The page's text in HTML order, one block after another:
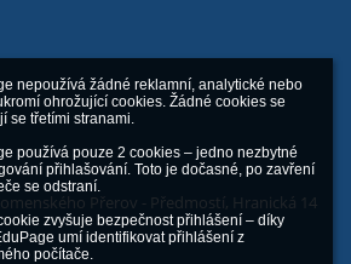
nepoužívá žádné reklamní, analytické nebo
ohrožující cookies. Žádné cookies se
se třetími stranami.
používá pouze 2 cookies – jedno nezbytné
přihlašování. Toto je dočasné, po zavření
se odstraní.
zvyšuje bezpečnost přihlášení – díky
umí identifikovat přihlášení z
počítače.
Přerov - Předmostí, Hranická 14